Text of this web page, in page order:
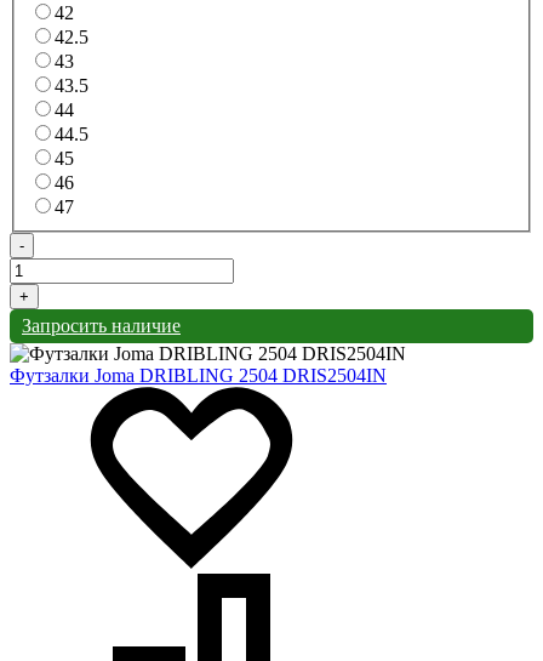
42
42.5
43
43.5
44
44.5
45
46
47
-
+
Запросить наличие
Футзалки Joma DRIBLING 2504 DRIS2504IN